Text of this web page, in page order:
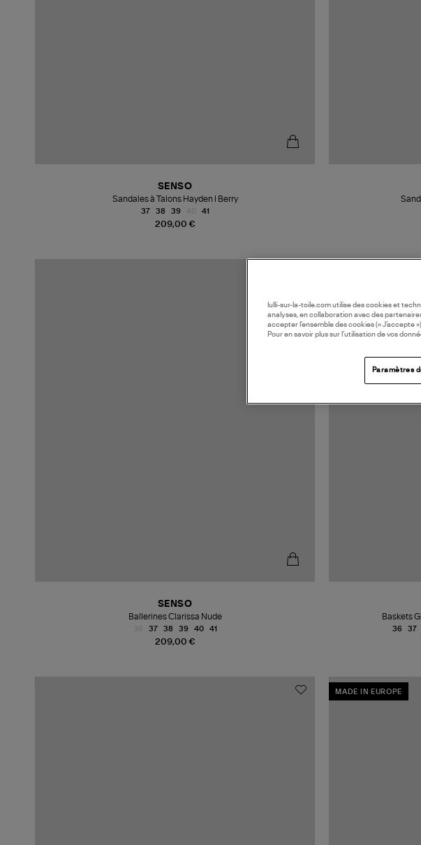
209,00 €
SENSO
Sandales à Talons Hayden I Berry
37 38 39 41
209,00 €
SENSO
Ballerines Clarissa Nude
37 38 39 40 41
Baskets
36 37
MADE IN EUROPE
lulli-sur-la-toile.com utilise des cookies et
analyses, en collaboration avec des
accepter l’ensemble des cookies («
Pour en savoir plus sur l’utilisation de vos
Paramètres